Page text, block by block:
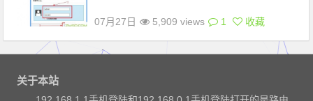
07月27日 5,909 views 1 收藏
关于本站